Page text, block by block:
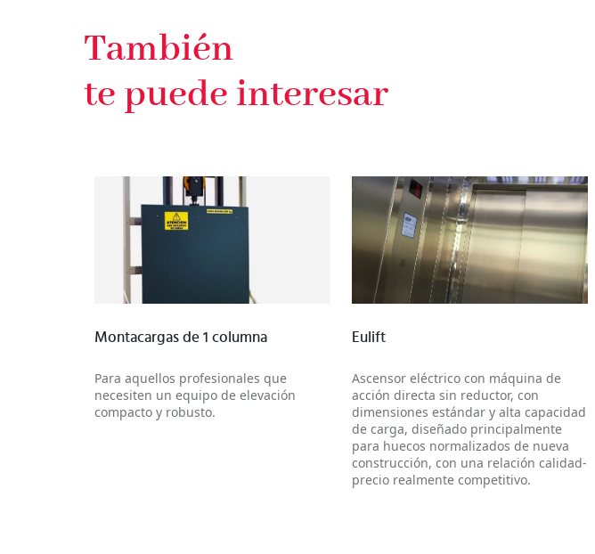
También
te puede interesar
Más información
Montacargas de 1 columna
Para aquellos profesionales que
necesiten un equipo de elevación
compacto y robusto.
Eulift
Ascensor eléctrico con máquina de
acción directa sin reductor, con
dimensiones estándar y alta capacidad
de carga, diseñado principalmente
para huecos normalizados de nueva
construcción, con una relación calidad-
precio realmente competitivo.